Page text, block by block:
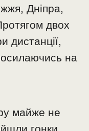
Дніпра,
двох
дистанції,
на
майже не